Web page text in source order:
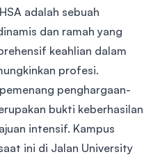
adalah sebuah
dan ramah yang
keahlian dalam
profesi.
penghargaan-
bukti keberhasilan
intensif. Kampus
ini di Jalan University